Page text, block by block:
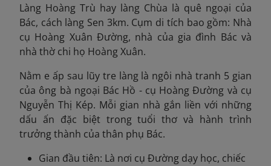
Làng Hoàng Trù hay làng Chùa là quê ngoại của
Bác, cách làng Sen 3km. Cụm di tích bao gồm: Nhà
cụ Hoàng Xuân Đường, nhà của gia đình Bác và
nhà thờ chi họ Hoàng Xuân.
Nằm e ấp sau lũy tre làng là ngôi nhà tranh 5 gian
của ông bà ngoại Bác Hồ - cụ Hoàng Đường và cụ
Nguyễn Thị Kép. Mỗi gian nhà gắn liền với những
dấu ấn đặc biệt trong tuổi thơ và hành trình
trưởng thành của thân phụ Bác.
Gian đầu tiên: Là nơi cụ Đường dạy học, chiếc